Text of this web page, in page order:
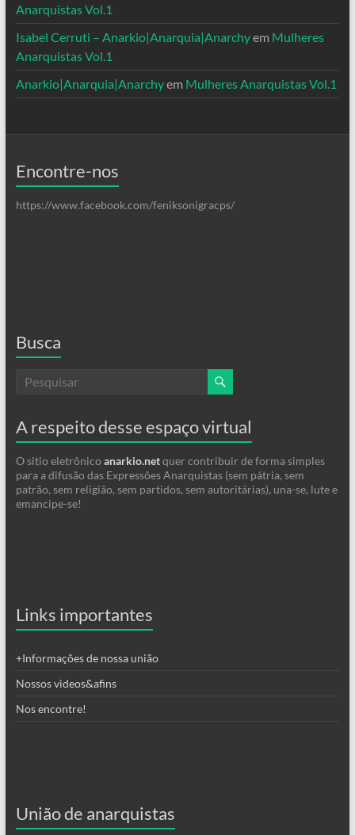
Anarquistas Vol.1
Isabel Cerruti – Anarkio|Anarquia|Anarchyem Mulheres
Anarquistas Vol.1
Anarkio|Anarquia|Anarchyem Mulheres Anarquistas Vol.1
Encontre-nos
https://www.facebook.com/feniksonigracps/
Busca
A respeito desse espaço virtual
O sitio eletrônico anarkio.netquer contribuir de forma simples
para a difusão das Expressões Anarquistas (sem pátria, sem
patrão, sem religião, sem partidos, sem autoritárias), una-se, lute e
emancipe-se!
Links importantes
+Informações de nossa união
Nossos videos&afins
Nos encontre!
União de anarquistas